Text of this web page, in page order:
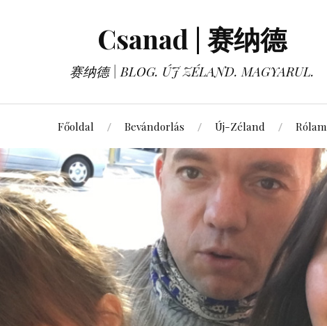
Csanad | 赛纳德
赛纳德 | BLOG. ÚJ ZÉLAND. MAGYARUL.
Főoldal Bevándorlás Új-Zéland Rólam